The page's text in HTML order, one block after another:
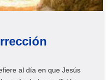
al día en que Jesús